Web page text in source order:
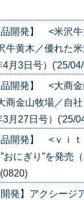
開発】 <米沢牛
黄木／優れた
月3日号）('25/
開発】 <大商金
金山牧場／自社
3月27日号）('25/
開発】 <ｖｉ
おにぎり”を発売
(0820)
開発】アクシージ